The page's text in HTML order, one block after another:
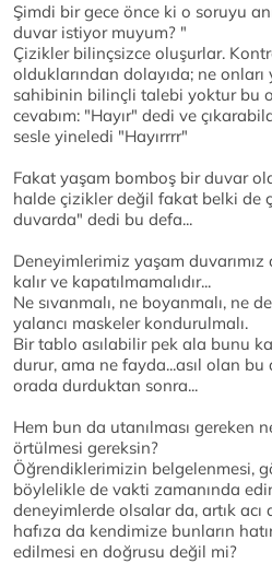
Şimdi bir gece önce ki o soruyu
duvar istiyor muyum? "
Çizikler bilinçsizce oluşurlar.
olduklarından dolayıda; ne onları
sahibinin bilinçli talebi yoktur bu
cevabım: "Hayır" dedi ve
sesle yineledi "Hayırrrr"
Fakat yaşam bomboş bir duvar
halde çizikler değil fakat belki de
duvarda" dedi bu defa...
Deneyimlerimiz yaşam
kalır ve kapatılmamalıdır...
Ne sıvanmalı, ne boyanmalı, ne
yalancı maskeler kondurulmalı.
Bir tablo asılabilir pek ala bunu
durur, ama ne fayda...asıl olan
orada durduktan sonra...
Hem bun da utanılması gereken
örtülmesi gereksin?
Öğrendiklerimizin belgelenmesi,
böylelikle de vakti zamanında
deneyimlerde olsalar da, artık
hafıza da kendimize bunların
edilmesi en doğrusu değil mi?